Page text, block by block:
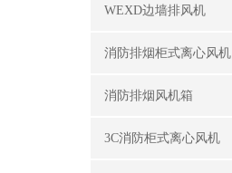
WEXD边墙排风机
消防排烟柜式离心风机
消防排烟风机箱
3C消防柜式离心风机